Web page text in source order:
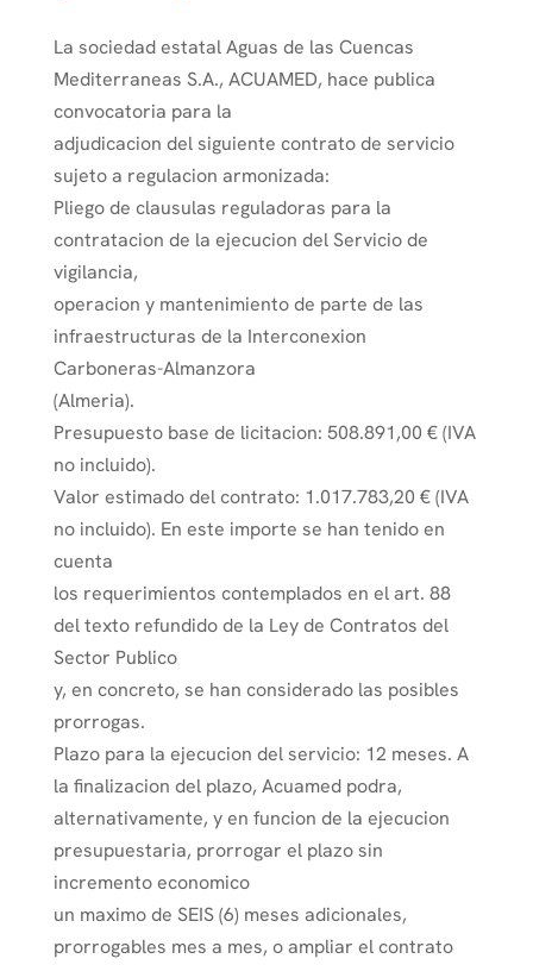
La sociedad estatal Aguas de las Cuencas
Mediterraneas S.A., ACUAMED, hace publica
convocatoria para la
adjudicacion del siguiente contrato de servicio
sujeto a regulacion armonizada:
Pliego de clausulas reguladoras para la
contratacion de la ejecucion del Servicio de
vigilancia,
operacion y mantenimiento de parte de las
infraestructuras de la Interconexion
Carboneras-Almanzora
(Almeria).
Presupuesto base de licitacion: 508.891,00 € (IVA
no incluido).
Valor estimado del contrato: 1.017.783,20 € (IVA
no incluido). En este importe se han tenido en
cuenta
los requerimientos contemplados en el art. 88
del texto refundido de la Ley de Contratos del
Sector Publico
y, en concreto, se han considerado las posibles
prorrogas.
Plazo para la ejecucion del servicio: 12 meses. A
la finalizacion del plazo, Acuamed podra,
alternativamente, y en funcion de la ejecucion
presupuestaria, prorrogar el plazo sin
incremento economico
un maximo de SEIS (6) meses adicionales,
prorrogables mes a mes, o ampliar el contrato